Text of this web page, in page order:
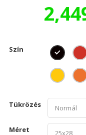
Szín
Tükrözés
Méret